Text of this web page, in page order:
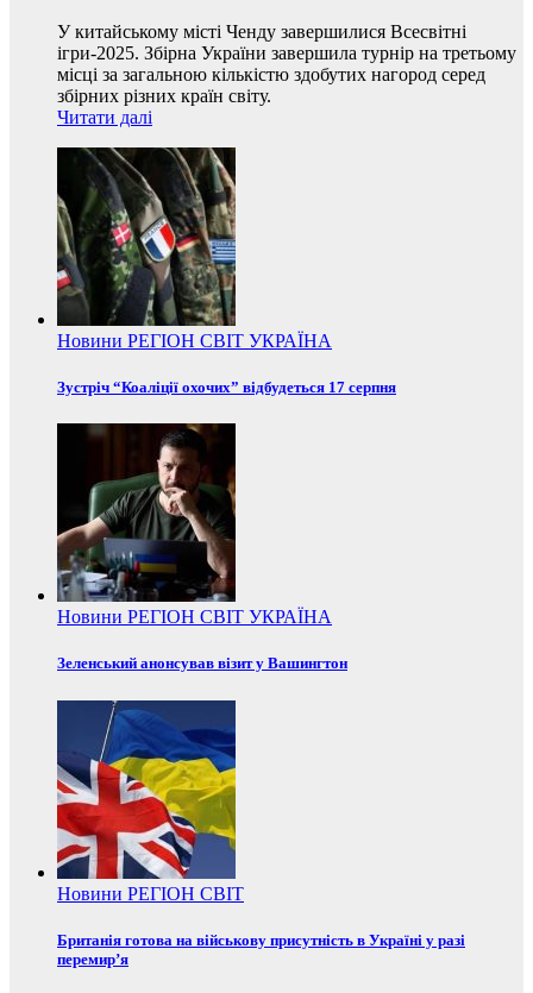
У китайському місті Ченду завершилися Всесвітні
ігри-2025. Збірна України завершила турнір на третьому
місці за загальною кількістю здобутих нагород серед
збірних різних країн світу.
Читати далі
Новини РЕГІОН СВІТ УКРАЇНА
Зустріч “Коаліції охочих” відбудеться 17 серпня
Новини РЕГІОН СВІТ УКРАЇНА
Зеленський анонсував візит у Вашингтон
Новини РЕГІОН СВІТ
Британія готова на військову присутність в Україні у разі
перемир’я